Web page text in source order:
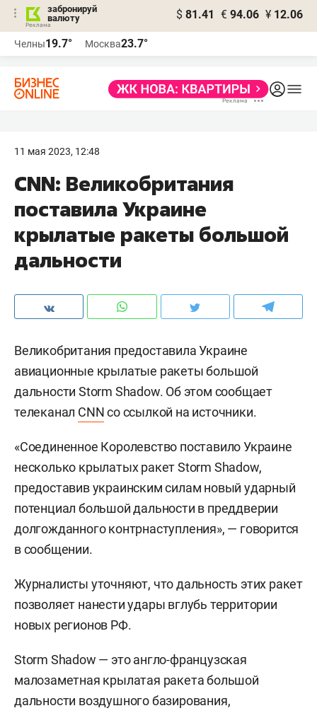
забронируй
валюту
$ 81.41 € 94.06 ¥ 12.06
Челны19.7° Москва23.7°
11 мая 2023, 12:48
CNN: Великобритания
поставила Украине
крылатые ракеты большой
дальности
Великобритания предоставила Украине
авиационные крылатые ракеты большой
дальности Storm Shadow. Об этом сообщает
телеканал CNNсо ссылкой на источники.
«Соединенное Королевство поставило Украине
несколько крылатых ракет Storm Shadow,
предоставив украинским силам новый ударный
потенциал большой дальности в преддверии
долгожданного контрнаступления», — говорится
в сообщении.
Журналисты уточняют, что дальность этих ракет
позволяет нанести удары вглубь территории
новых регионов РФ.
Storm Shadow — это англо-французская
малозаметная крылатая ракета большой
дальности воздушного базирования,